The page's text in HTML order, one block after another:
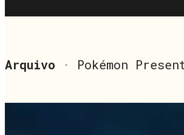
Arquivo · Pokémon